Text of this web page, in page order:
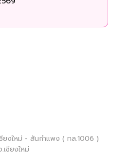
ชียงใหม่ - สันกำแพง ( ทล.1006 )
ชียงใหม่